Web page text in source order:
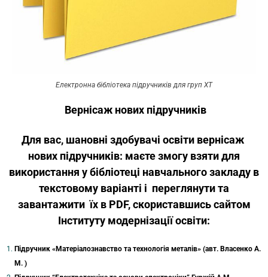
Електронна бібліотека підручників для груп ХТ
Вернісаж нових підручників
Для вас, шановні здобувачі освіти вернісаж
нових підручників: маєте змогу взяти для
використання у бібліотеці навчального закладу в
текстовому варіанті і переглянути та
завантажити їх в PDF, скориставшись сайтом
Інституту модернізації освіти:
Підручник «Матеріалознавство та технологія металів» (авт. Власенко А.
М. )